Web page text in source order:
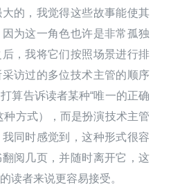
的，我觉得这些故事能使其
为这一角色也许是非常孤独
，我将它们按照场景进行排
访过的多位技术主管的顺序
算告诉读者某种“唯一的正确
种方式），而是扮演技术主管
同时感觉到，这种形式很容
阅几页，并随时离开它，这
读者来说更容易接受。